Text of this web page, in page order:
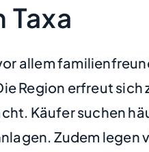
allem
Region erfreut
Käufer suchen
Zudem legen